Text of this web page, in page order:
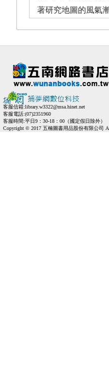
著研究地圖的風氣
客服信箱:library.w3322@msa.hinet.net
客服電話:(07)2351960
客服時間:平日9：30-18：00（國定假日除外）
Copyright © 2017 五楠圖書用品股份有限公司